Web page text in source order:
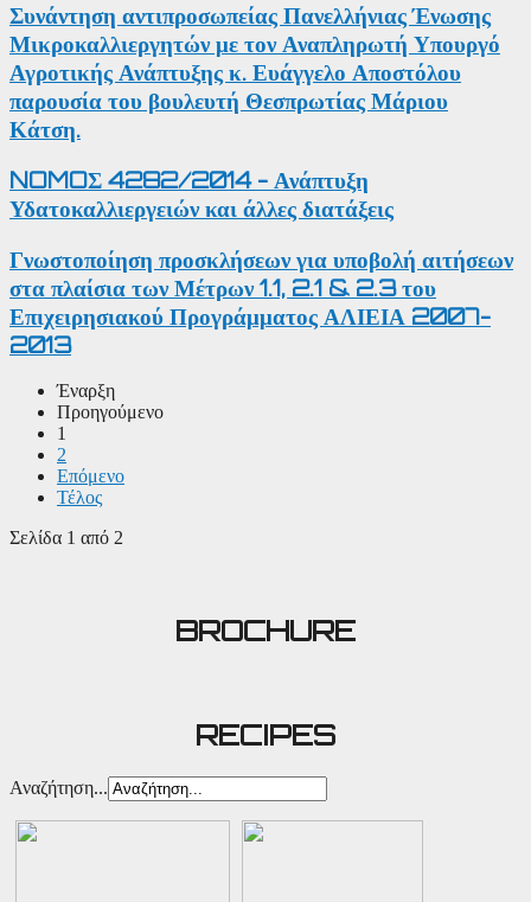
Συνάντηση αντιπροσωπείας Πανελλήνιας Ένωσης
Μικροκαλλιεργητών με τον Αναπληρωτή Υπουργό
Αγροτικής Ανάπτυξης κ. Ευάγγελο Αποστόλου
παρουσία του βουλευτή Θεσπρωτίας Μάριου
Κάτση.
NOMOΣ 4282/2014 - Ανάπτυξη
Υδατοκαλλιεργειών και άλλες διατάξεις
Γνωστοποίηση προσκλήσεων για υποβολή αιτήσεων
στα πλαίσια των Μέτρων 1.1, 2.1 & 2.3 του
Επιχειρησιακού Προγράμματος ΑΛΙΕΙΑ 2007-
2013
Έναρξη
Προηγούμενο
1
2
Επόμενο
Τέλος
Σελίδα 1 από 2
BROCHURE
RECIPES
Αναζήτηση...